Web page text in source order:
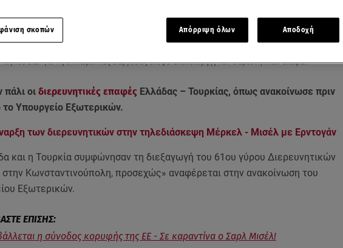
Add star.gr on Google
του Star για τις διπλωματικές διεργασίες ενόψει επανέναρξης των διερευνητικών επαφών
πάλι οι διερευνητικές επαφέςΕλλάδας – Τουρκίας, όπως ανακοίνωσε πριν
το Υπουργείο Εξωτερικών.
των διερευνητικών στην τηλεδιάσκεψη Μέρκελ - Μισέλ με Ερντογάν
και η Τουρκία συμφώνησαν τη διεξαγωγή του 61ου γύρου Διερευνητικών
Κωνσταντινούπολη, προσεχώς» αναφέρεται στην ανακοίνωση του
Εξωτερικών.
η σύνοδος κορυφής της ΕΕ - Σε καραντίνα ο Σαρλ Μισέλ!
σκοπών Απόρριψη όλων Αποδοχή